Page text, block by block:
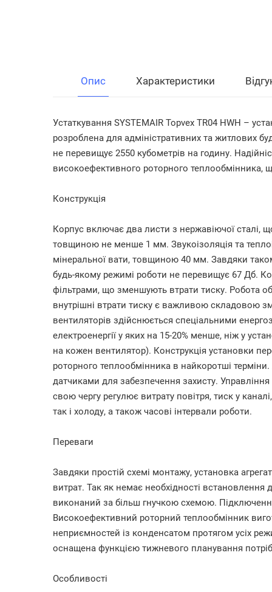
Опис Характеристики
Устаткування SYSTEMAIR Topvex TR04 HWH –
розроблена для адміністративних та житлових
не перевищує 2550 кубометрів на годину.
високоефективного роторного теплообмінника,
Конструкція
Корпус включає два листи з нержавіючої
товщиною не менше 1 мм. Звукоізоляція та
мінеральної вати, товщиною 40 мм. Завдяки
будь-якому режимі роботи не перевищує 67 Дб.
фільтрами, що зменшують втрати тиску. Робота
внутрішні втрати тиску є важливою складовою
вентиляторів здійснюється спеціальними
електроенергії у яких на 15-20% менше, ніж у
на кожен вентилятор). Конструкція установки
роторного теплообмінника в найкоротші
датчиками для забезпечення захисту.
свою чергу регулює витрату повітря, тиск у
так і холоду, а також часові інтервали роботи.
Переваги
Завдяки простій схемі монтажу, установка
витрат. Так як немає необхідності встановлення
виконаний за більш гнучкою схемою.
Високоефективний роторний теплообмінник
неприємностей із конденсатом протягом усіх
оснащена функцією тижневого планування
Особливості